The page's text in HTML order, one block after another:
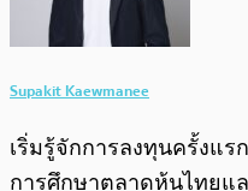
Supakit Kaewmanee
เริ่มรู้จักการลงทุนครั้งแร
การศึกษาตลาดหุ้นไทยแ